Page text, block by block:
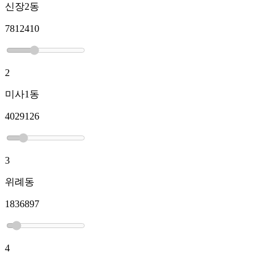
신장2동
7812410
2
미사1동
4029126
3
위례동
1836897
4